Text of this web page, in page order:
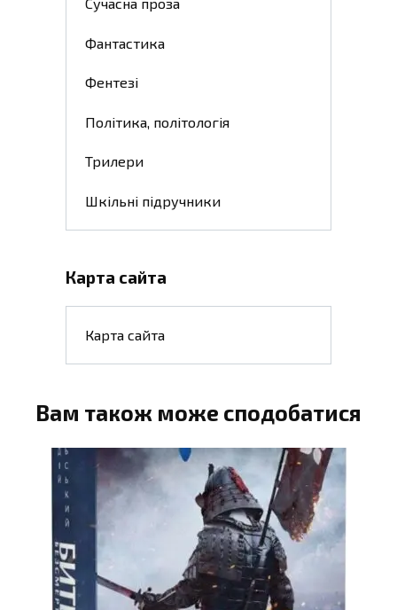
Фантастика
Фентезі
Політика, політологія
Трилери
Шкільні підручники
Карта сайта
Карта сайта
Вам також може сподобатися